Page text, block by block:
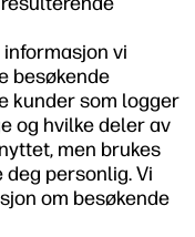
vi
besøkende
kunder som logger
og hvilke deler av
men brukes
personlig. Vi
om besøkende